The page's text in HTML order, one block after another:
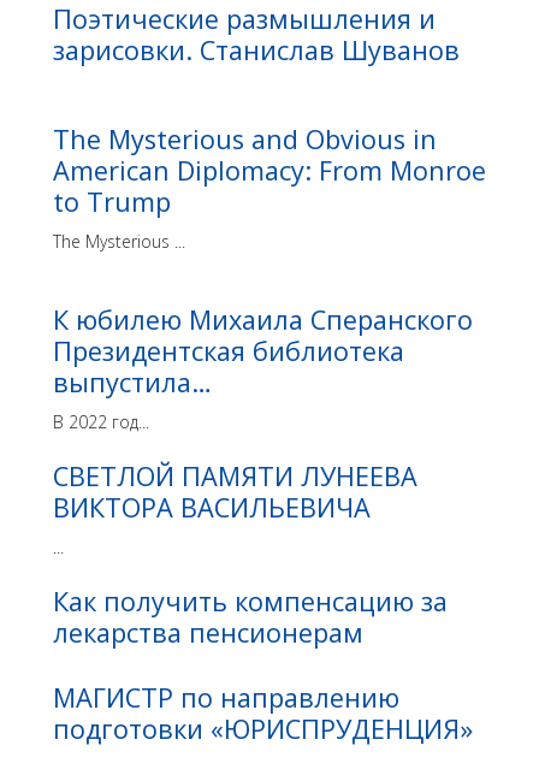
Поэтические размышления и
зарисовки. Станислав Шуванов
The Mysterious and Obvious in
American Diplomacy: From Monroe
to Trump
The Mysterious ...
К юбилею Михаила Сперанского
Президентская библиотека
выпустила…
В 2022 год...
СВЕТЛОЙ ПАМЯТИ ЛУНЕЕВА
ВИКТОРА ВАСИЛЬЕВИЧА
...
Как получить компенсацию за
лекарства пенсионерам
МАГИСТР по направлению
подготовки «ЮРИСПРУДЕНЦИЯ»